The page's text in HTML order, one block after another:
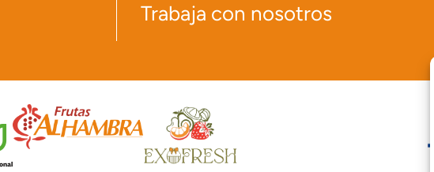
Trabaja con nosotros